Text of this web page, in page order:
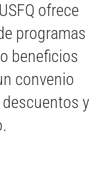
ofrece
programas
beneficios
convenio
y